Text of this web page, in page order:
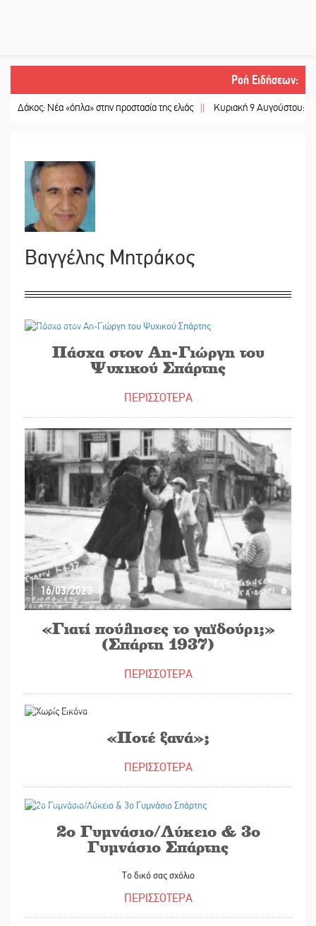
Ροή Ειδήσεων:
Νέα «όπλα» στην προστασία της ελιάς || Κυριακή 9 Αυγούστου:
Βαγγέλης Μητράκος
Πάσχα στον Αη-Γιώργη του
Ψυχικού Σπάρτης
ΠΕΡΙΣΣΟΤΕΡΑ
16/03/2023
«Γιατί πούλησες το γαϊδούρι;»
(Σπάρτη 1937)
ΠΕΡΙΣΣΟΤΕΡΑ
«Ποτέ ξανά»;
ΠΕΡΙΣΣΟΤΕΡΑ
2ο Γυμνάσιο/Λύκειο & 3ο
Γυμνάσιο Σπάρτης
Το δικό σας σχόλιο
ΠΕΡΙΣΣΟΤΕΡΑ